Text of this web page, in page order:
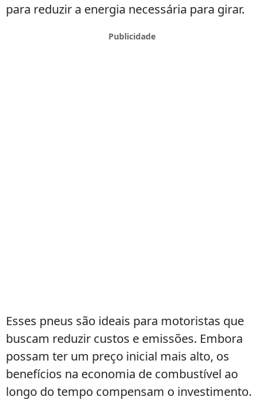
para reduzir a energia necessária para girar.
Esses pneus são ideais para motoristas que
buscam reduzir custos e emissões. Embora
possam ter um preço inicial mais alto, os
benefícios na economia de combustível ao
longo do tempo compensam o investimento.